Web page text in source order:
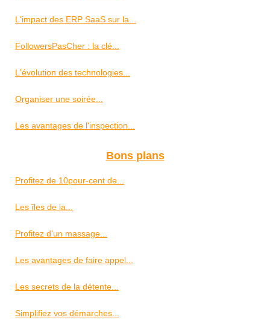
L'impact des ERP SaaS sur la...
FollowersPasCher : la clé...
L'évolution des technologies...
Organiser une soirée...
Les avantages de l'inspection...
Bons plans
Profitez de 10pour-cent de...
Les îles de la...
Profitez d'un massage...
Les avantages de faire appel...
Les secrets de la détente...
Simplifiez vos démarches...